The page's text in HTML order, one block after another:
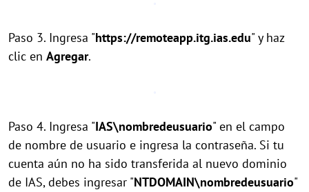
Paso 3. Ingresa "https://remoteapp.itg.ias.edu" y haz
clic en Agregar.
Paso 4. Ingresa "IAS\nombredeusuario" en el campo
de nombre de usuario e ingresa la contraseña. Si tu
cuenta aún no ha sido transferida al nuevo dominio
de IAS, debes ingresar "NTDOMAIN\nombredeusuario"